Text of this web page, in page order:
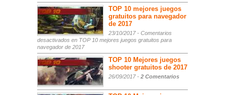
TOP 10 mejores juegos
gratuitos para navegador
de 2017
23/10/2017 - Comentarios
desactivados en TOP 10 mejores juegos gratuitos para
navegador de 2017
TOP 10 Mejores juegos
shooter gratuitos de 2017
26/09/2017 - 2 Comentarios